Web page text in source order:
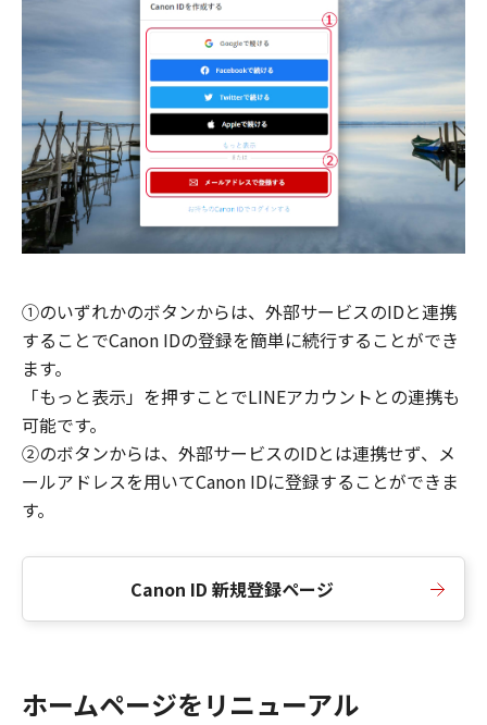
①のいずれかのボタンからは、外部サービスのIDと連携
することでCanon IDの登録を簡単に続行することができ
ます。
「もっと表示」を押すことでLINEアカウントとの連携も
可能です。
②のボタンからは、外部サービスのIDとは連携せず、メ
ールアドレスを用いてCanon IDに登録することができま
す。
Canon ID 新規登録ページ
ホームページをリニューアル